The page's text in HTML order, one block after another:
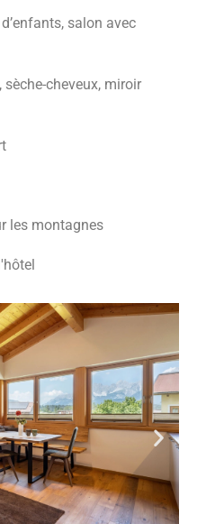
salon avec
sèche-cheveux, miroir
les montagnes